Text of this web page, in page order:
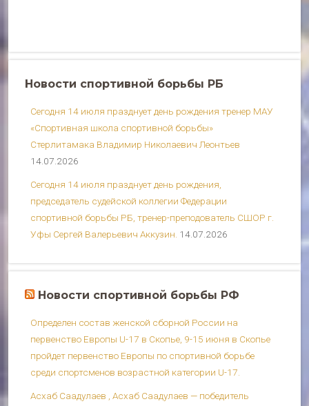
Новости спортивной борьбы РБ
Сегодня 14 июля празднует день рождения тренер МАУ
«Спортивная школа спортивной борьбы»
Стерлитамака Владимир Николаевич Леонтьев
14.07.2026
Сегодня 14 июля празднует день рождения,
председатель судейской коллегии Федерации
спортивной борьбы РБ, тренер-преподователь СШОР г.
Уфы Сергей Валерьевич Аккузин. 14.07.2026
Новости спортивной борьбы РФ
Определен состав женской сборной России на
первенство Европы U-17 в Скопье, 9-15 июня в Скопье
пройдет первенство Европы по спортивной борьбе
среди спортсменов возрастной категории U-17.
Асхаб Саадулаев , Асхаб Саадулаев — победитель